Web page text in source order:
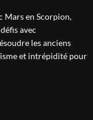
Mars en Scorpion,
avec
les anciens
et intrépidité pour